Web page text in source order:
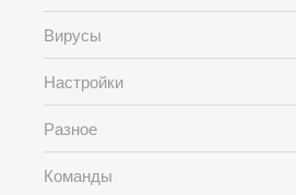
Вирусы
Настройки
Разное
Команды